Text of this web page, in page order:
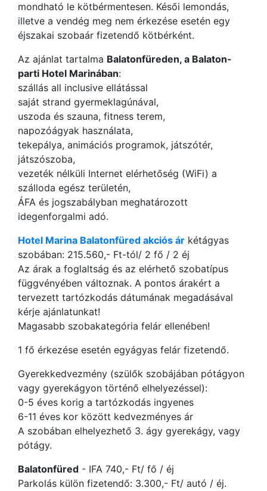
mondható le kötbérmentesen. Késői lemondás,
illetve a vendég meg nem érkezése esetén egy
éjszakai szobaár fizetendő kötbérként.
Az ajánlat tartalma Balatonfüreden, a Balaton-
parti Hotel Marinában:
szállás all inclusive ellátással
saját strand gyermeklagúnával,
uszoda és szauna, fitness terem,
napozóágyak használata,
tekepálya, animációs programok, játszótér,
játszószoba,
vezeték nélküli Internet elérhetőség (WiFi) a
szálloda egész területén,
ÁFA és jogszabályban meghatározott
idegenforgalmi adó.
Hotel Marina Balatonfüred akciós ár kétágyas
szobában: 215.560,- Ft-tól/ 2 fő / 2 éj
Az árak a foglaltság és az elérhető szobatípus
függvényében változnak. A pontos árakért a
tervezett tartózkodás dátumának megadásával
kérje ajánlatunkat!
Magasabb szobakategória felár ellenében!
1 fő érkezése esetén egyágyas felár fizetendő.
Gyerekkedvezmény (szülők szobájában pótágyon
vagy gyerekágyon történő elhelyezéssel):
0-5 éves korig a tartózkodás ingyenes
6-11 éves kor között kedvezményes ár
A szobában elhelyezhető 3. ágy gyerekágy, vagy
pótágy.
Balatonfüred - IFA 740,- Ft/ fő / éj
Parkolás külön fizetendő: 3.300,- Ft/ autó / éj.